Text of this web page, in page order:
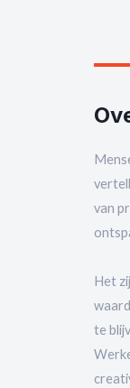
van
Het
te